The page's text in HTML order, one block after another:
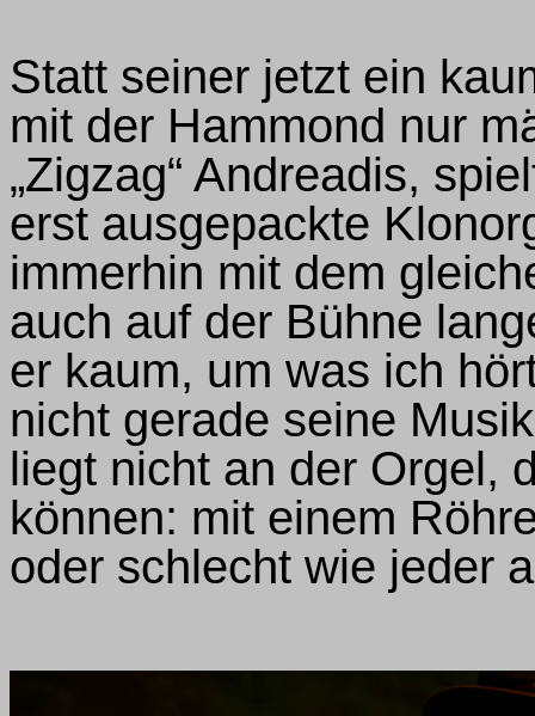
Statt seiner jetzt ein
mit der Hammond nur
„Zigzag“ Andreadis,
erst ausgepackte
immerhin mit dem
auch auf der Bühne
er kaum, um was ich
nicht gerade seine
liegt nicht an der Orgel,
können: mit einem
oder schlecht wie jeder